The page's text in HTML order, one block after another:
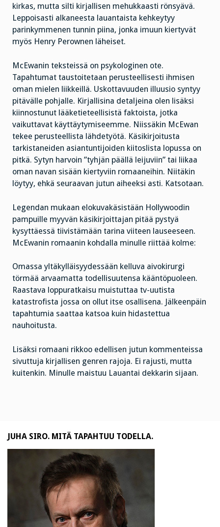
kirkas, mutta silti kirjallisen mehukkaasti rönsyävä.
Leppoisasti alkaneesta lauantaista kehkeytyy
parinkymmenen tunnin piina, jonka imuun kiertyvät
myös Henry Perownen läheiset.
McEwanin teksteissä on psykologinen ote.
Tapahtumat taustoitetaan perusteellisesti ihmisen
oman mielen liikkeillä. Uskottavuuden illuusio syntyy
pitävälle pohjalle. Kirjallisina detaljeina olen lisäksi
kiinnostunut lääketieteellisistä faktoista, jotka
vaikuttavat käyttäytymiseemme. Niissäkin McEwan
tekee perusteellista lähdetyötä. Käsikirjoitusta
tarkistaneiden asiantuntijoiden kiitoslista lopussa on
pitkä. Sytyn harvoin ”tyhjän päällä leijuviin” tai liikaa
oman navan sisään kiertyviin romaaneihin. Niitäkin
löytyy, ehkä seuraavan jutun aiheeksi asti. Katsotaan.
Legendan mukaan elokuvakäsistään Hollywoodin
pampuille myyvän käsikirjoittajan pitää pystyä
kysyttäessä tiivistämään tarina viiteen lauseeseen.
McEwanin romaanin kohdalla minulle riittää kolme:
Omassa yltäkylläisyydessään kelluva aivokirurgi
törmää arvaamatta todellisuutensa kääntöpuoleen.
Raastava loppuratkaisu muistuttaa tv-uutista
katastrofista jossa on ollut itse osallisena. Jälkeenpäin
tapahtumia saattaa katsoa kuin hidastettua
nauhoitusta.
Lisäksi romaani rikkoo edellisen jutun kommenteissa
sivuttuja kirjallisen genren rajoja. Ei rajusti, mutta
kuitenkin. Minulle maistuu Lauantai dekkarin sijaan.
JUHA SIRO. MITÄ TAPAHTUU TODELLA.